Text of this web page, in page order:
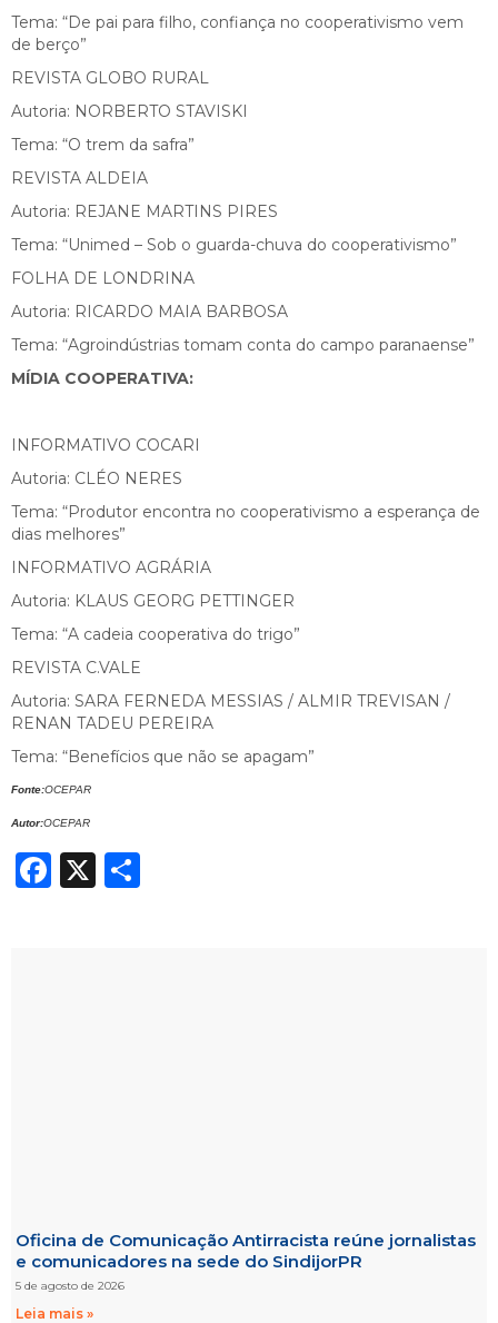
Tema: “De pai para filho, confiança no cooperativismo vem
de berço”
REVISTA GLOBO RURAL
Autoria: NORBERTO STAVISKI
Tema: “O trem da safra”
REVISTA ALDEIA
Autoria: REJANE MARTINS PIRES
Tema: “Unimed – Sob o guarda-chuva do cooperativismo”
FOLHA DE LONDRINA
Autoria: RICARDO MAIA BARBOSA
Tema: “Agroindústrias tomam conta do campo paranaense”
MÍDIA COOPERATIVA:
INFORMATIVO COCARI
Autoria: CLÉO NERES
Tema: “Produtor encontra no cooperativismo a esperança de
dias melhores”
INFORMATIVO AGRÁRIA
Autoria: KLAUS GEORG PETTINGER
Tema: “A cadeia cooperativa do trigo”
REVISTA C.VALE
Autoria: SARA FERNEDA MESSIAS / ALMIR TREVISAN /
RENAN TADEU PEREIRA
Tema: “Benefícios que não se apagam”
Fonte:OCEPAR
Autor:OCEPAR
Facebook
X
Oficina de Comunicação Antirracista reúne jornalistas
e comunicadores na sede do SindijorPR
5 de agosto de 2026
Leia mais »